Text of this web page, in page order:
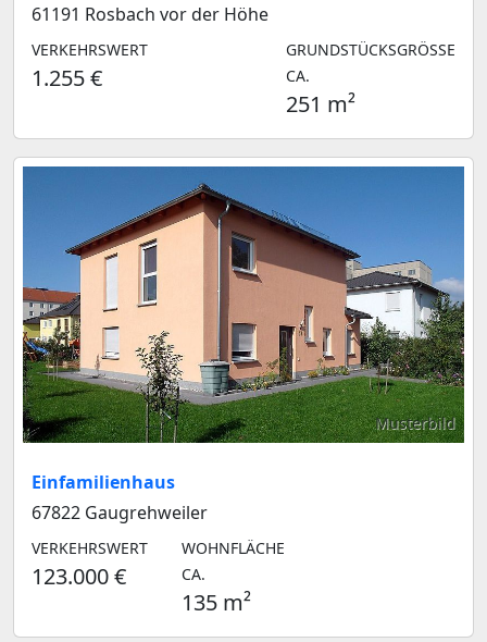
61191 Rosbach vor der Höhe
VERKEHRSWERT
1.255 €
GRUNDSTÜCKSGRÖSSE C
A.
251 m²
Musterbild
Einfamilienhaus
67822 Gaugrehweiler
VERKEHRSWERT
123.000 €
WOHNFLÄCHE
CA.
135 m²